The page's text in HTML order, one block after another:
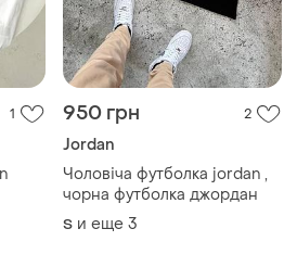
1 950 грн 2
Jordan
Чоловіча футболка jordan ,
чорна футболка джордан
S и еще 3